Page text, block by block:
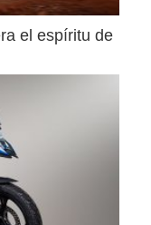
el espíritu de